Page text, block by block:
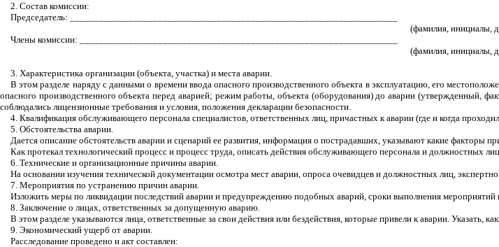
2. Состав комиссии:
Председатель: ___________________________________________________________________
(фамилия, инициалы,
Члены комиссии: _________________________________________________________________
(фамилия, инициалы,
3. Характеристика организации (объекта, участка) и места аварии.
В этом разделе наряду с данными о времени ввода опасного производственного объекта в эксплуатацию, его
опасного производственного объекта перед аварией; режим работы, объекта (оборудования) до аварии (утвержденный,
соблюдались лицензионные требования и условия, положения декларации безопасности.
4. Квалификация обслуживающего персонала специалистов, ответственных лиц, причастных к аварии (где и когда
5. Обстоятельства аварии.
Дается описание обстоятельств аварии и сценарий ее развития, информация о пострадавших, указывают какие факторы
Как протекал технологический процесс и процесс труда, описать действия обслуживающего персонала и должностных
6. Технические и организационные причины аварии.
На основании изучения технической документации осмотра мест аварии, опроса очевидцев и должностных лиц,
7. Мероприятия по устранению причин аварии.
Изложить меры по ликвидации последствий аварии и предупреждению подобных аварий, сроки выполнения
8. Заключение о лицах, ответственных за допущенную аварию.
В этом разделе указываются лица, ответственные за свои действия или бездействия, которые привели к аварии.
9. Экономический ущерб от аварии.
Расследование проведено и акт составлен: